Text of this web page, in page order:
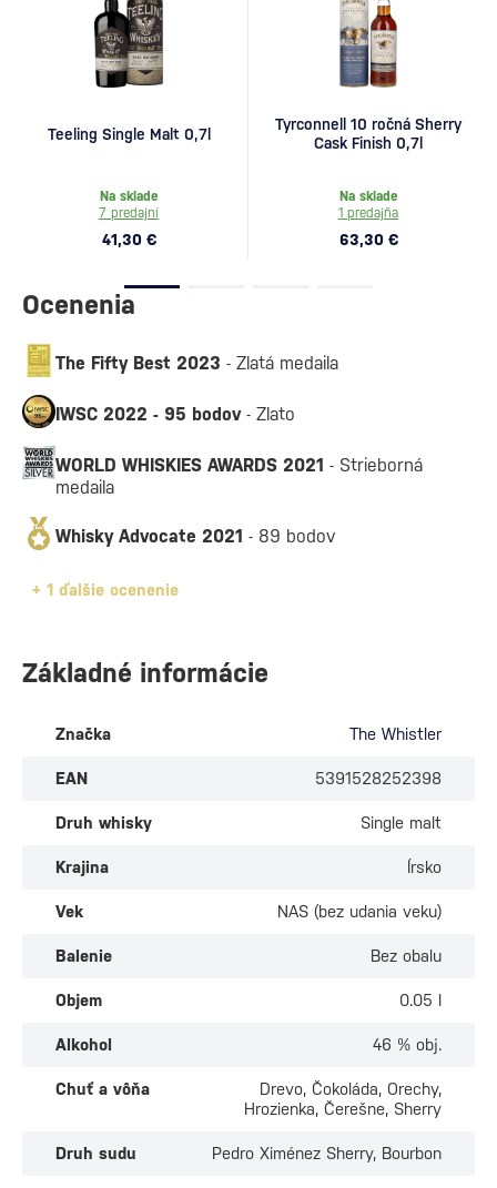
Teeling Single Malt 0,7l
Na sklade
7 predajní
41,30 €
Tyrconnell 10 ročná Sherry
Cask Finish 0,7l
Na sklade
1 predajňa
63,30 €
Ocenenia
The Fifty Best 2023 - Zlatá medaila
IWSC 2022 - 95 bodov - Zlato
WORLD WHISKIES AWARDS 2021 - Strieborná
medaila
Whisky Advocate 2021 - 89 bodov
+ 1 ďalšie ocenenie
Základné informácie
Značka The Whistler
EAN 5391528252398
Druh whisky Single malt
Krajina Írsko
Vek NAS (bez udania veku)
Balenie Bez obalu
Objem 0.05 l
Alkohol 46 % obj.
Chuť a vôňa
Drevo, Čokoláda, Orechy,
Hrozienka, Čerešne, Sherry
Druh sudu Pedro Ximénez Sherry, Bourbon